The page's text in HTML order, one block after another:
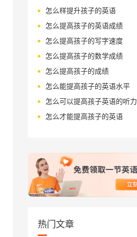
怎么样提升孩子的英语
怎么提高孩子的英语成绩
怎么提高孩子的写字速度
怎么提高孩子的数学成绩
怎么提高孩子的成绩
怎么能提高孩子的英语水平
怎么可以提高孩子英语的听力
怎么才能提高孩子的英语
热门文章